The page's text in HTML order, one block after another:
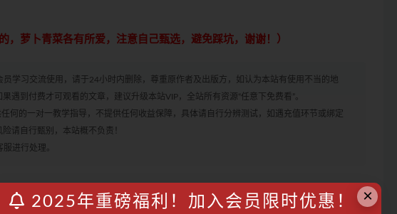
萝卜青菜各有所爱，注意自己甄选，避免踩坑，谢谢！）
学习交流使用，请于24小时内删除，尊重原作者及出版方，如认为本站有使用不当的地
遇到付费才可观看的文章，建议升级本站VIP，全站所有资源“任意下免费看”。
何的一对一教学指导，不提供任何收益保障，具体请自行分辨测试，如遇充值环节或绑定
请自行甄别，本站概不负责！
进行处理。
×
2025年重磅福利！加入会员限时优惠！